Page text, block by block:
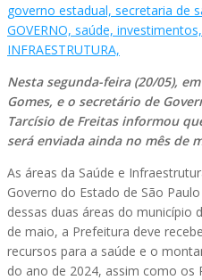
governo estadual, secretaria de
GOVERNO, saúde, investimentos,
INFRAESTRUTURA,
Nesta segunda-feira (20/05),
Gomes, e o secretário de
Tarcísio de Freitas informou
será enviada ainda no mês de
As áreas da Saúde e
Governo do Estado de São
dessas duas áreas do município
de maio, a Prefeitura deve
recursos para a saúde e o
do ano de 2024, assim como os